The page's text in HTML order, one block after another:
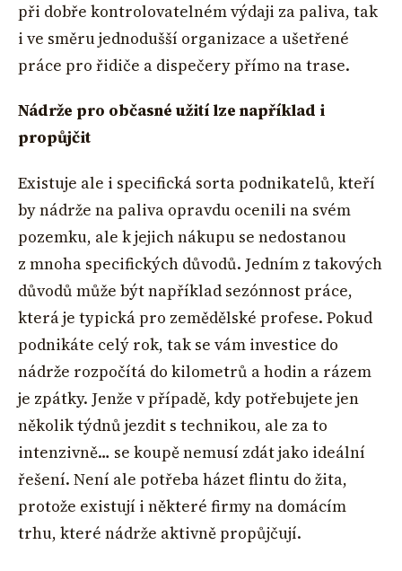
při dobře kontrolovatelném výdaji za paliva, tak
i ve směru jednodušší organizace a ušetřené
práce pro řidiče a dispečery přímo na trase.
Nádrže pro občasné užití lze například i
propůjčit
Existuje ale i specifická sorta podnikatelů, kteří
by nádrže na paliva opravdu ocenili na svém
pozemku, ale k jejich nákupu se nedostanou
z mnoha specifických důvodů. Jedním z takových
důvodů může být například sezónnost práce,
která je typická pro zemědělské profese. Pokud
podnikáte celý rok, tak se vám investice do
nádrže rozpočítá do kilometrů a hodin a rázem
je zpátky. Jenže v případě, kdy potřebujete jen
několik týdnů jezdit s technikou, ale za to
intenzivně… se koupě nemusí zdát jako ideální
řešení. Není ale potřeba házet flintu do žita,
protože existují i některé firmy na domácím
trhu, které nádrže aktivně propůjčují.